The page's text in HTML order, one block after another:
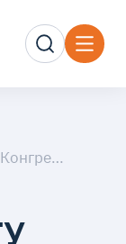
Делегация ВВГУ приняла участие в Конгрессе молодых ученых